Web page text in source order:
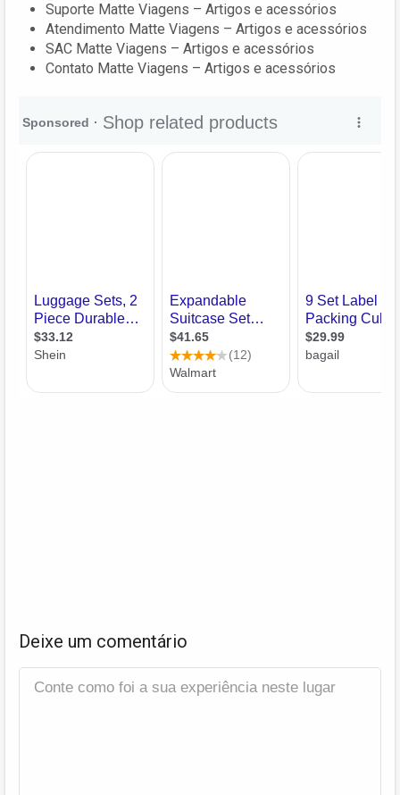
Suporte Matte Viagens – Artigos e acessórios
Atendimento Matte Viagens – Artigos e acessórios
SAC Matte Viagens – Artigos e acessórios
Contato Matte Viagens – Artigos e acessórios
Deixe um comentário